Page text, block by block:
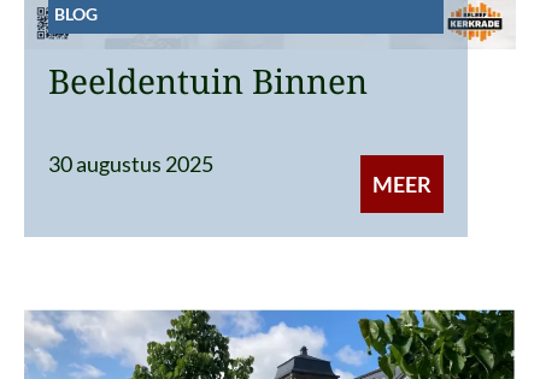
BLOG
Beeldentuin Binnen
30 augustus 2025
MEER